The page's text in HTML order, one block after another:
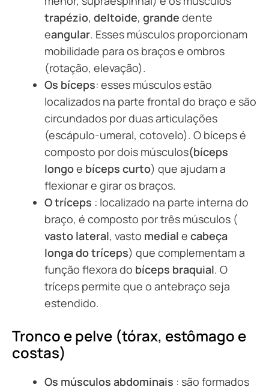
trapézio, deltoide, grande dente
eangular. Esses músculos proporcionam
mobilidade para os braços e ombros
(rotação, elevação).
Os bíceps: esses músculos estão
localizados na parte frontal do braço e são
circundados por duas articulações
(escápulo-umeral, cotovelo). O bíceps é
composto por dois músculos(bíceps
longoe bíceps curto) que ajudam a
flexionar e girar os braços.
O tríceps : localizado na parte interna do
braço, é composto por três músculos (
vasto lateral, vasto medial e cabeça
longa do tríceps) que complementam a
função flexora do bíceps braquial. O
tríceps permite que o antebraço seja
estendido.
Tronco e pelve (tórax, estômago e
costas)
Os músculos abdominais : são formados